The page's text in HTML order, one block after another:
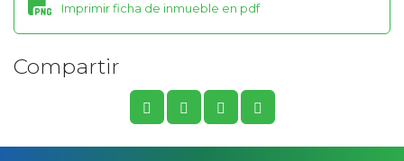
Imprimir ficha de inmueble en pdf
Compartir